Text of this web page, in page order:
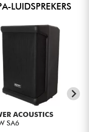
LUIDSPREKERS
ACOUSTICS
SA6